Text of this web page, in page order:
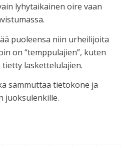
lyhytaikainen oire vaan
puoleensa niin urheilijoita
on “temppulajien”, kuten
laskettelulajien.
sammuttaa tietokone ja
juoksulenkille.